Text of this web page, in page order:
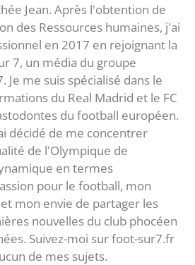
Jean. Après l'obtention de
des Ressources humaines, j'ai
en 2017 en rejoignant la
7, un média du groupe
Je me suis spécialisé dans le
du Real Madrid et le FC
du football européen.
décidé de me concentrer
de l'Olympique de
en termes
pour le football, mon
mon envie de partager les
nouvelles du club phocéen
Suivez-moi sur foot-sur7.fr
de mes sujets.